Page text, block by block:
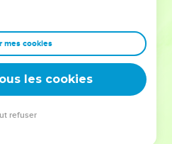
entrepreneurs, et responsables
sagesse afin que leurs erreurs
vous guidiez un ministère, une
leur expérience est faite
mes cookies
les cookies
refuser